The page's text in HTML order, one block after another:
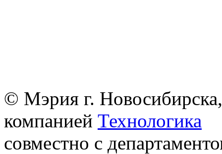
© Мэрия г.
компанией Технологика
совместно с